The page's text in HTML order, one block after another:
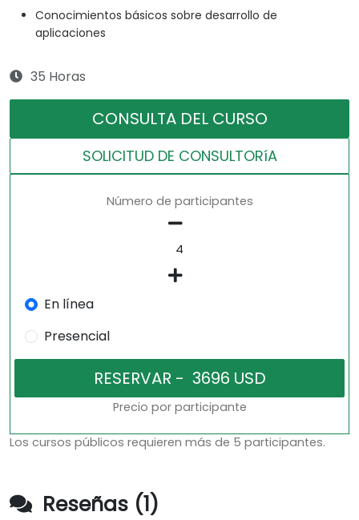
Conocimientos básicos sobre desarrollo de
aplicaciones
35 Horas
CONSULTA DEL CURSO
SOLICITUD DE CONSULTORíA
Número de participantes
En línea
Presencial
Precio por participante
Los cursos públicos requieren más de 5 participantes.
Reseñas (1)